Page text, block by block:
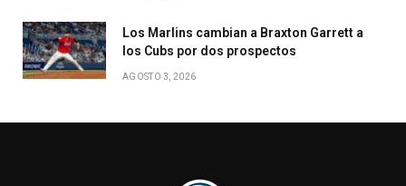
Los Marlins cambian a Braxton Garrett a
los Cubs por dos prospectos
AGOSTO 3, 2026